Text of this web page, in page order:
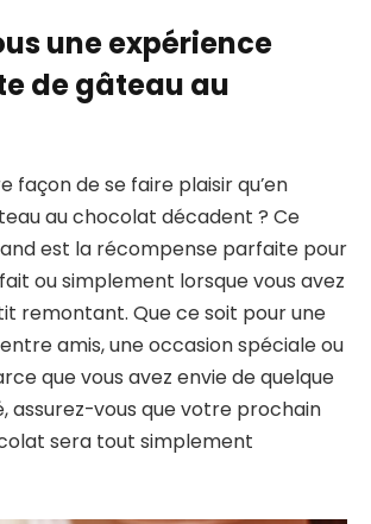
une expérience
de gâteau au
façon de se faire plaisir qu’en
au chocolat décadent ? Ce
est la récompense parfaite pour
ou simplement lorsque vous avez
remontant. Que ce soit pour une
amis, une occasion spéciale ou
que vous avez envie de quelque
assurez-vous que votre prochain
sera tout simplement